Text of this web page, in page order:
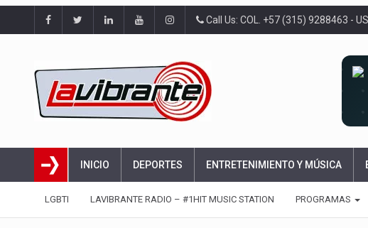
Call Us: COL. +57 (315) 9288463 -
INICIO DEPORTES ENTRETENIMIENTO Y MÚSICA
LGBTI LAVIBRANTE RADIO – #1HIT MUSIC STATION PROGRAMAS